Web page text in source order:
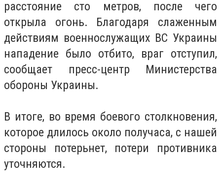
расстояние сто метров, после чего
открыла огонь. Благодаря слаженным
действиям военнослужащих ВС Украины
нападение было отбито, враг отступил,
сообщает пресс-центр Министерства
обороны Украины.
В итоге, во время боевого столкновения,
которое длилось около получаса, с нашей
стороны потерьнет, потери противника
уточняются.